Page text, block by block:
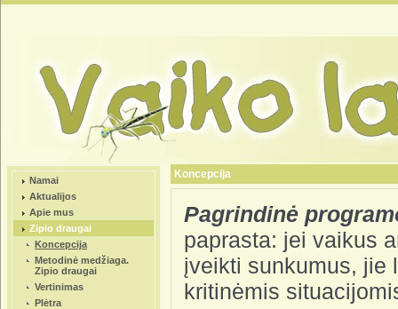
Namai
Aktualijos
Apie mus
Zipio draugai
Koncepcija
Metodinė medžiaga.
Zipio draugai
Vertinimas
Plėtra
Koncepcija
Pagrindinė
paprasta: jei vaikus
įveikti sunkumus, jie
kritinėmis